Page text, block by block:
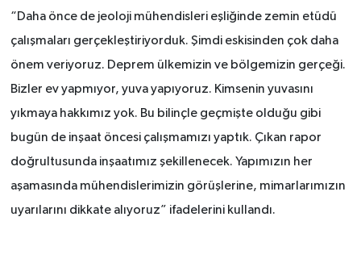
“Daha önce de jeoloji mühendisleri eşliğinde zemin etüdü
çalışmaları gerçekleştiriyorduk. Şimdi eskisinden çok daha
önem veriyoruz. Deprem ülkemizin ve bölgemizin gerçeği.
Bizler ev yapmıyor, yuva yapıyoruz. Kimsenin yuvasını
yıkmaya hakkımız yok. Bu bilinçle geçmişte olduğu gibi
bugün de inşaat öncesi çalışmamızı yaptık. Çıkan rapor
doğrultusunda inşaatımız şekillenecek. Yapımızın her
aşamasında mühendislerimizin görüşlerine, mimarlarımızın
uyarılarını dikkate alıyoruz” ifadelerini kullandı.